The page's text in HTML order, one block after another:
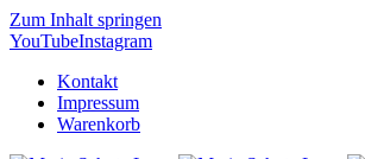
Zum Inhalt springen
YouTubeInstagram
Kontakt
Impressum
Warenkorb